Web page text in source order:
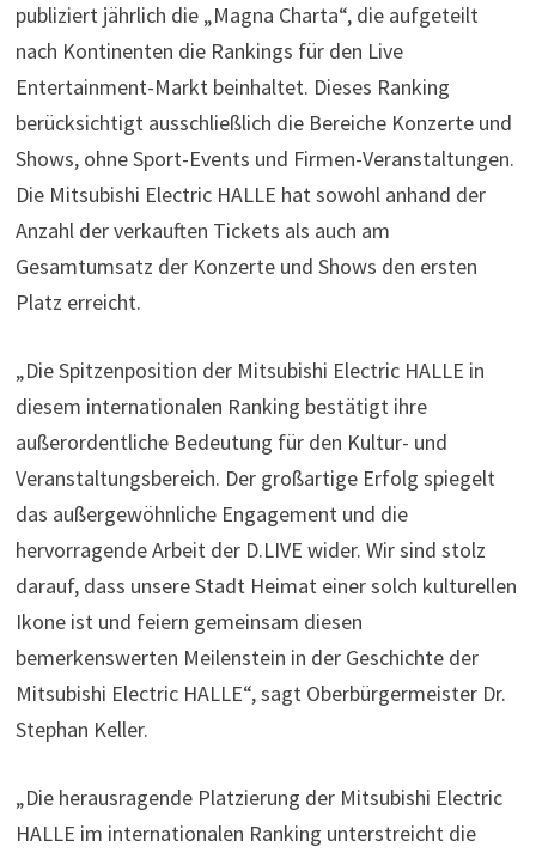
publiziert jährlich die „Magna Charta“, die aufgeteilt
nach Kontinenten die Rankings für den Live
Entertainment-Markt beinhaltet. Dieses Ranking
berücksichtigt ausschließlich die Bereiche Konzerte und
Shows, ohne Sport-Events und Firmen-Veranstaltungen.
Die Mitsubishi Electric HALLE hat sowohl anhand der
Anzahl der verkauften Tickets als auch am
Gesamtumsatz der Konzerte und Shows den ersten
Platz erreicht.
„Die Spitzenposition der Mitsubishi Electric HALLE in
diesem internationalen Ranking bestätigt ihre
außerordentliche Bedeutung für den Kultur- und
Veranstaltungsbereich. Der großartige Erfolg spiegelt
das außergewöhnliche Engagement und die
hervorragende Arbeit der D.LIVE wider. Wir sind stolz
darauf, dass unsere Stadt Heimat einer solch kulturellen
Ikone ist und feiern gemeinsam diesen
bemerkenswerten Meilenstein in der Geschichte der
Mitsubishi Electric HALLE“, sagt Oberbürgermeister Dr.
Stephan Keller.
„Die herausragende Platzierung der Mitsubishi Electric
HALLE im internationalen Ranking unterstreicht die